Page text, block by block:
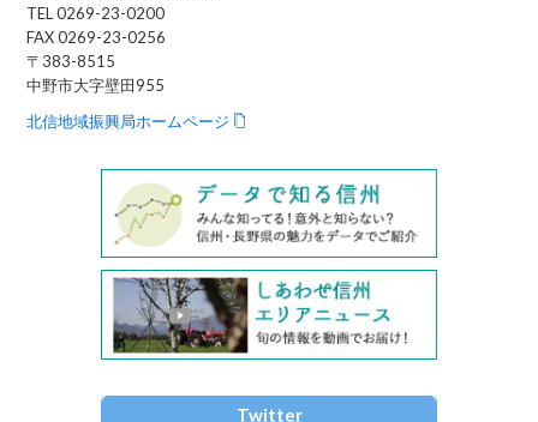
TEL 0269-23-0200
FAX 0269-23-0256
〒383-8515
中野市大字壁田955
北信地域振興局ホームページ
Twitter